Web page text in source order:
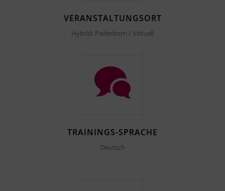
VERANSTALTUNGSORT
Hybrid: Paderborn / Virtuell
TRAININGS-SPRACHE
Deutsch